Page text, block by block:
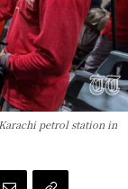
petrol station in